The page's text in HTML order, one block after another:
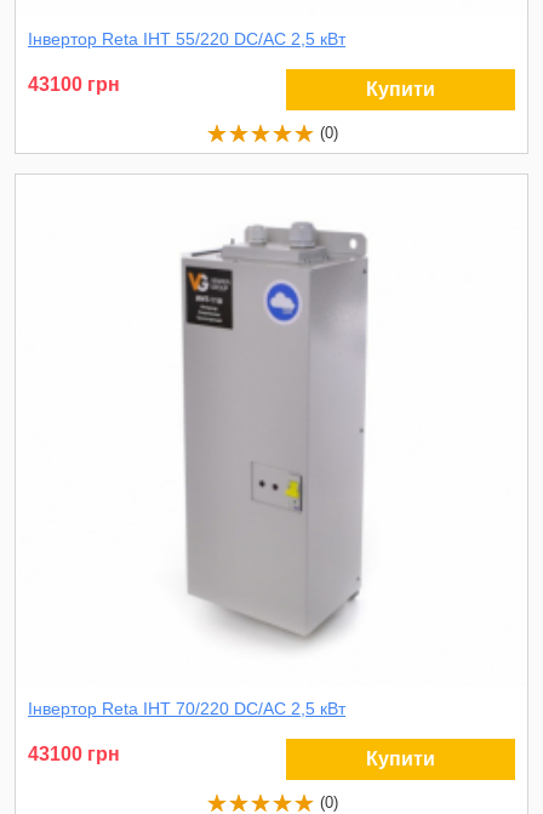
Інвертор Reta ІНТ 55/220 DC/AC 2,5 кВт
43100 грн Купити
(0)
Інвертор Reta ІНТ 70/220 DC/AC 2,5 кВт
43100 грн Купити
(0)